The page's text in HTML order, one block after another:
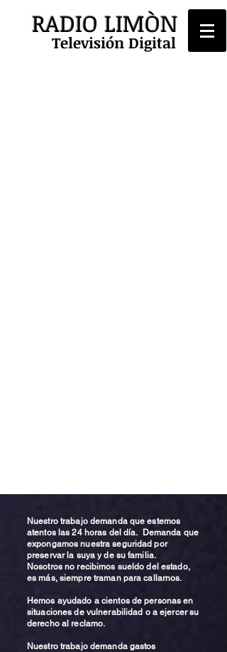
RADIO LIMÒN
Televisión Digital
Nuestro trabajo demanda que estemos
atentos las 24 horas del día. Demanda que
expongamos nuestra seguridad por
preservar la suya y de su familia.
Nosotros no recibimos sueldo del estado,
es más, siempre traman para callarnos.
Hemos ayudado a cientos de personas en
situaciones de vulnerabilidad o a ejercer su
derecho al reclamo.
Nuestro trabajo demanda gastos